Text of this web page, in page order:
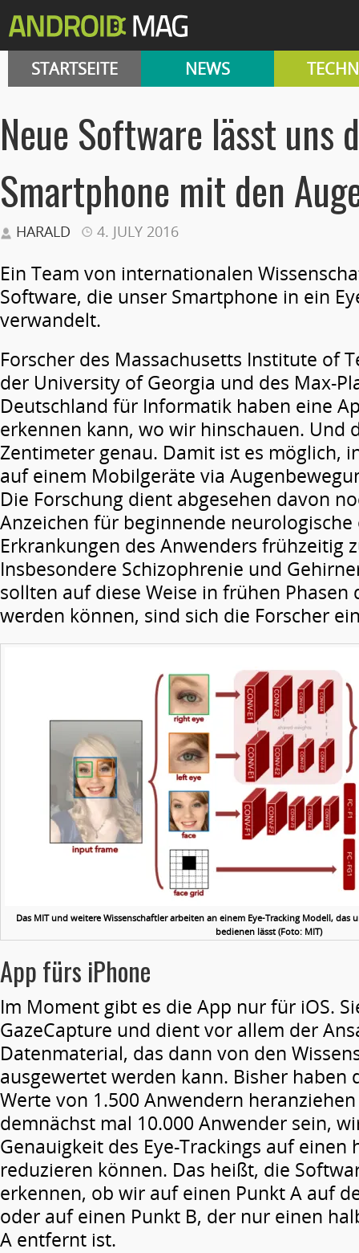
STARTSEITE NEWS
Neue Software lässt uns
Smartphone mit den
HARALD 4. JULY 2016
Ein Team von internationalen
Software, die unser Smartphone in ein
verwandelt.
Forscher des Massachusetts Institute of
der University of Georgia und des Max-
Deutschland für Informatik haben eine
erkennen kann, wo wir hinschauen. Und
Zentimeter genau. Damit ist es möglich,
auf einem Mobilgeräte via
Die Forschung dient abgesehen davon
Anzeichen für beginnende neurologische
Erkrankungen des Anwenders frühzeitig
Insbesondere Schizophrenie und
sollten auf diese Weise in frühen Phasen
werden können, sind sich die Forscher
Das MIT und weitere Wissenschaftler arbeiten an einem Eye-Tracking Modell, das
bedienen lässt (Foto: MIT)
App fürs iPhone
Im Moment gibt es die App nur für iOS.
GazeCapture und dient vor allem der
Datenmaterial, das dann von den
ausgewertet werden kann. Bisher haben
Werte von 1.500 Anwendern
demnächst mal 10.000 Anwender sein,
Genauigkeit des Eye-Trackings auf
reduzieren können. Das heißt, die
erkennen, ob wir auf einen Punkt A auf
oder auf einen Punkt B, der nur einen
A entfernt ist.